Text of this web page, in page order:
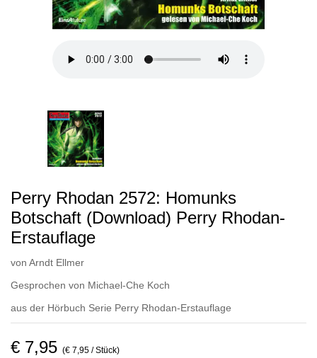
Perry Rhodan 2572: Homunks
Botschaft (Download) Perry Rhodan-
Erstauflage
von Arndt Ellmer
Gesprochen von Michael-Che Koch
aus der Hörbuch Serie Perry Rhodan-Erstauflage
€ 7,95 (€ 7,95 / Stück)